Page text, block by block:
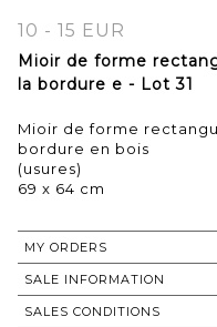
10 - 15 EUR
Mioir de forme
la bordure e - Lot 31
Mioir de forme
bordure en bois
(usures)
69 x 64 cm
MY ORDERS
SALE INFORMATION
SALES CONDITIONS